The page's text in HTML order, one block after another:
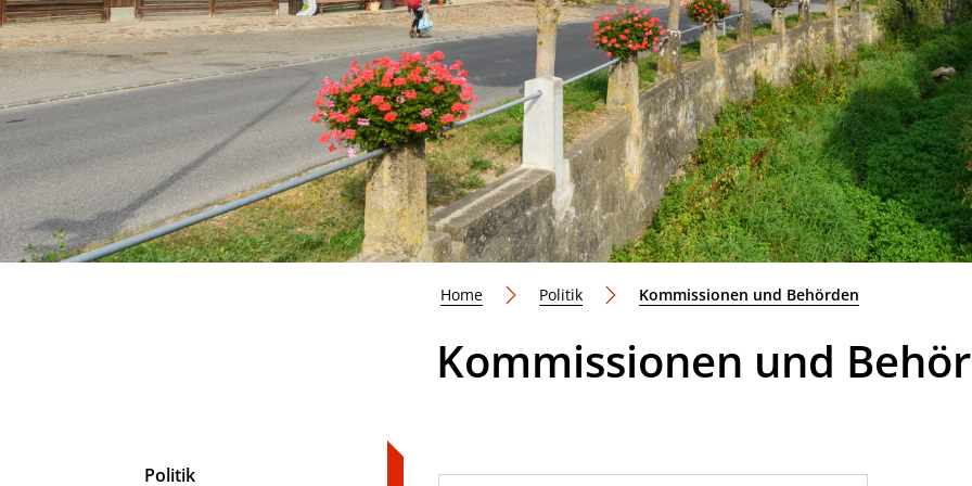
Home Politik Kommissionen und Behörden
Kommissionen und
Politik